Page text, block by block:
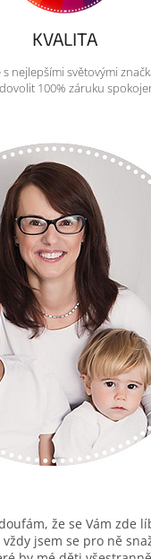
KVALITA
nejlepšími světovými
100% záruku
že se Vám zde
jsem se pro ně